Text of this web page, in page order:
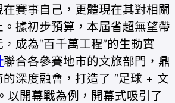
賽事自己，更體現在其對相關
據初步預算，本屆省超無望帶
成為“百千萬工程”的生動實
聯合各參賽地市的文旅部門，鼎
深度融會，打造了 “足球 + 文
以開幕戰為例，開幕式吸引了